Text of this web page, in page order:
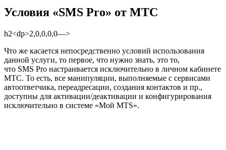
Условия «SMS Pro» от МТС
h2<dp>2,0,0,0,0—>
Что же касается непосредственно условий использования
данной услуги, то первое, что нужно знать, это то,
что SMS Pro настраивается исключительно в личном кабинете
МТС. То есть, все манипуляции, выполняемые с сервисами
автоответчика, переадресации, создания контактов и пр.,
доступны для активации/деактивации и конфигурирования
исключительно в системе «Мой MTS».